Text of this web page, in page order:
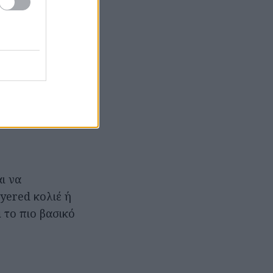
να
Το λευκό
να
κολιέ ή
πιο βασικό